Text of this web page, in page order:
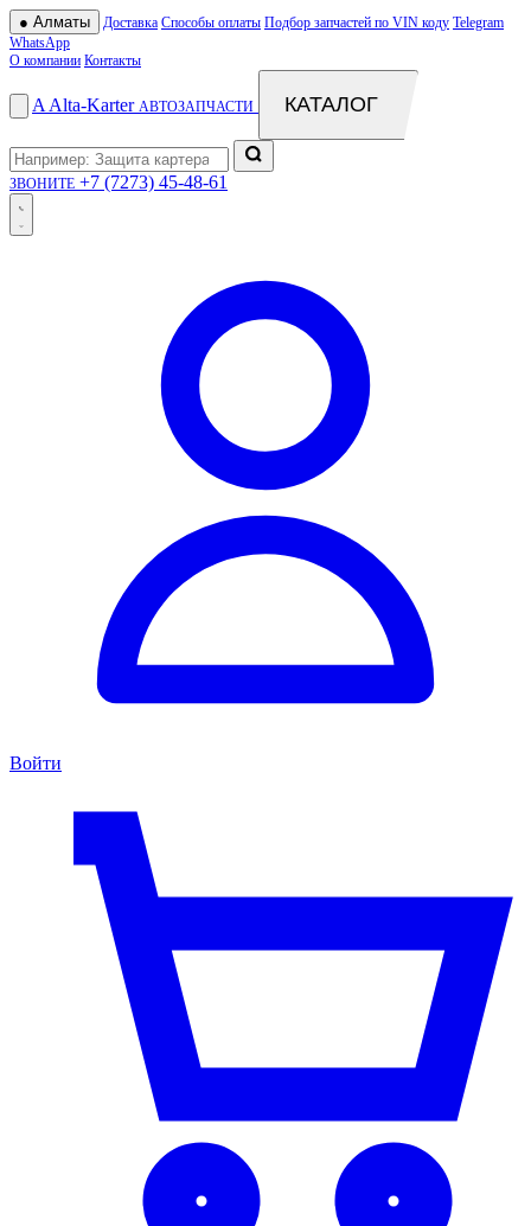
● Алматы Доставка Способы оплаты Подбор запчастей по VIN коду Telegram
WhatsApp
О компании Контакты
A Alta-Karter АВТОЗАПЧАСТИ КАТАЛОГ
ЗВОНИТЕ +7 (7273) 45-48-61
Войти